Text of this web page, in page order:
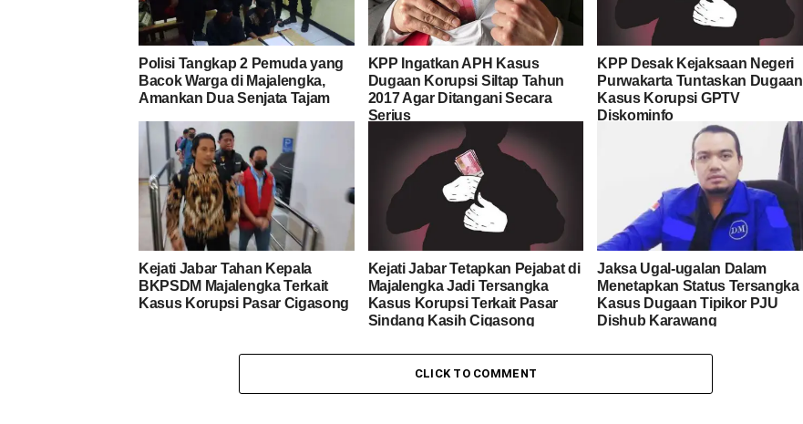
Polisi Tangkap 2 Pemuda yang
Bacok Warga di Majalengka,
Amankan Dua Senjata Tajam
KPP Ingatkan APH Kasus
Dugaan Korupsi Siltap Tahun
2017 Agar Ditangani Secara
Serius
KPP Desak Kejaksaan Negeri
Purwakarta Tuntaskan Dugaan
Kasus Korupsi GPTV
Diskominfo
Kejati Jabar Tahan Kepala
BKPSDM Majalengka Terkait
Kasus Korupsi Pasar Cigasong
Kejati Jabar Tetapkan Pejabat di
Majalengka Jadi Tersangka
Kasus Korupsi Terkait Pasar
Sindang Kasih Cigasong
Jaksa Ugal-ugalan Dalam
Menetapkan Status Tersangka
Kasus Dugaan Tipikor PJU
Dishub Karawang
CLICK TO COMMENT